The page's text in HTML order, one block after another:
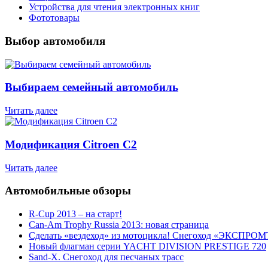
Устройства для чтения электронных книг
Фототовары
Выбор автомобиля
Выбираем семейный автомобиль
Читать далее
Модификация Citroen С2
Читать далее
Автомобильные обзоры
R-Cup 2013 – на старт!
Can-Am Trophy Russia 2013: новая страница
Сделать «вездеход» из мотоцикла! Снегоход
Новый флагман серии YACHT DIVISION PRESTIGE 720
Sand-X. Снегоход для песчаных трасс